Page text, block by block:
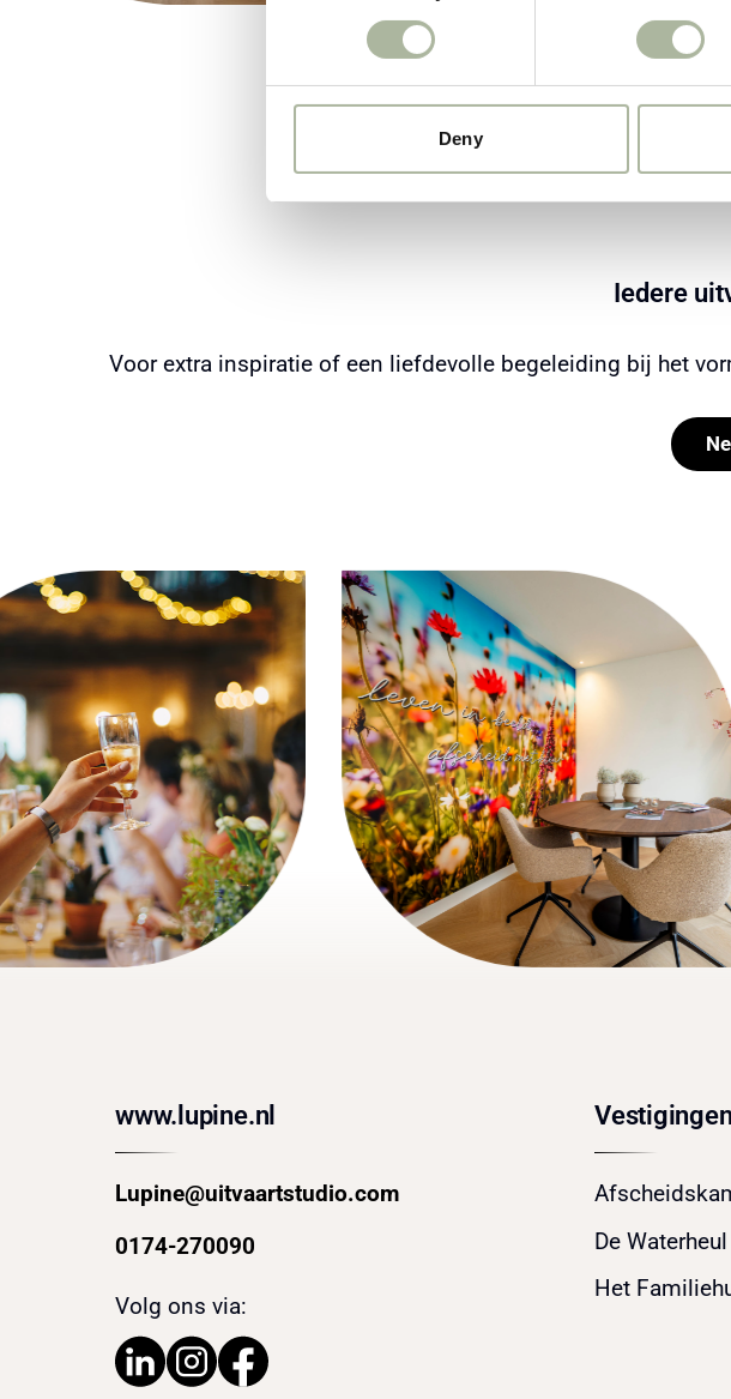
Deny
Iedere
Voor extra inspiratie of een liefdevolle begeleiding bij het
www.lupine.nl
Lupine@uitvaartstudio.com
0174-270090
Volg ons via:
Vestigingen
De Waterheul
Het